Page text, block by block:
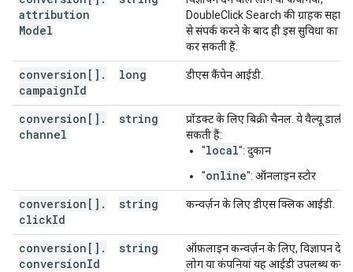
attribution
Model
DoubleClick Search की ग्राहक
से संपर्क करने के बाद ही इस सुविधा का
कर सकती हैं.
conversion[] .
campaignId
long डीएस कैंपेन आईडी.
conversion[] .
channel
string
प्रॉडक्ट के लिए बिक्री चैनल. ये वैल्यू डाली
सकती हैं:
"local": दुकान
"online": ऑनलाइन स्टोर
conversion[] .
clickId
string कन्वर्ज़न के लिए डीएस क्लिक आईडी.
conversion[] .
conversionId
string
ऑफ़लाइन कन्वर्ज़न के लिए, विज्ञापन देने
लोग या कंपनियां यह आईडी उपलब्ध